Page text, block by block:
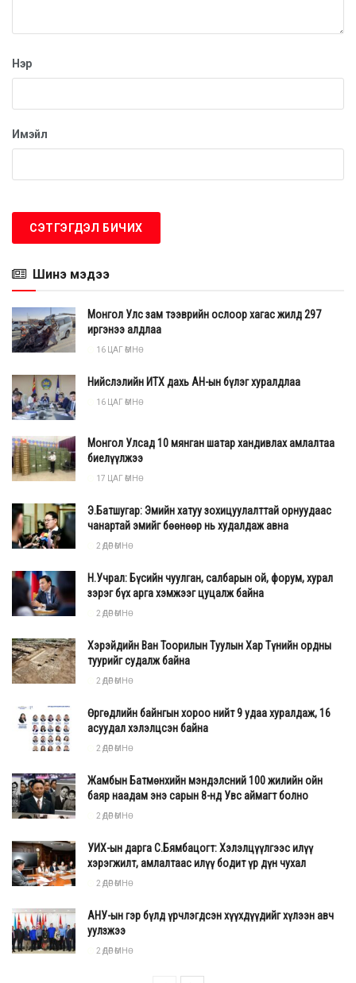
“Ум бадма дагийни хум мама бизъяа суухаа”
нийг 7-21 удаа уншаад баруун зүгт зүгээ
гаргаад, газарт модны үртэс цацаж баруун урд
зүгээс гэртээ ирнэ.
Төмөр суудал
“Ум радна дагийни хум мама бизъяа суухаа”
арнийг 7-21 удаа уншаад баруун урд зүгт
зүгээ гаргаад, жижиг гал гаргаад төмөрт
хүргээд баруун зүгээс гэртээ ирнэ.
Нэр
Имэйл
Шинэ мэдээ
Монгол Улс зам тээврийн ослоор хагас жилд 297
иргэнээ алдлаа
16 ЦАГ ӨМНӨ
Нийслэлийн ИТХ дахь АН-ын бүлэг хуралдлаа
16 ЦАГ ӨМНӨ
Монгол Улсад 10 мянган шатар хандивлах амлалтаа
биелүүлжээ
17 ЦАГ ӨМНӨ
Э.Батшугар: Эмийн хатуу зохицуулалттай орнуудаас
чанартай эмийг бөөнөөр нь худалдаж авна
2 ӨДӨР ӨМНӨ
Н.Учрал: Бүсийн чуулган, салбарын ой, форум, хурал
зэрэг бүх арга хэмжээг цуцалж байна
2 ӨДӨР ӨМНӨ
Хэрэйдийн Ван Тоорилын Туулын Хар Түнийн ордны
туурийг судалж байна
2 ӨДӨР ӨМНӨ
Өргөдлийн байнгын хороо нийт 9 удаа хуралдаж, 16
асуудал хэлэлцсэн байна
2 ӨДӨР ӨМНӨ
Жамбын Батмөнхийн мэндэлсний 100 жилийн ойн
баяр наадам энэ сарын 8-нд Увс аймагт болно
2 ӨДӨР ӨМНӨ
УИХ-ын дарга С.Бямбацогт: Хэлэлцүүлгээс илүү
хэрэгжилт, амлалтаас илүү бодит үр дүн чухал
2 ӨДӨР ӨМНӨ
АНУ-ын гэр бүлд үрчлэгдсэн хүүхдүүдийг хүлээн авч
уулзжээ
2 ӨДӨР ӨМНӨ